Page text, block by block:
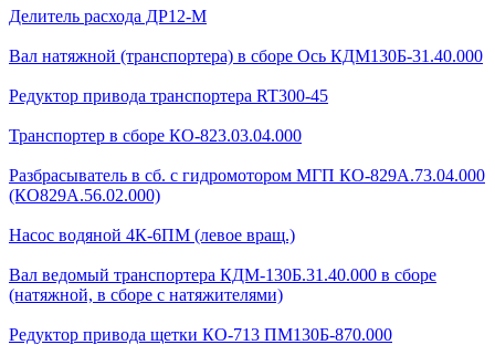
Делитель расхода ДР12-М
Вал натяжной (транспортера) в сборе Ось КДМ130Б-31.40.000
Редуктор привода транспортера RT300-45
Транспортер в сборе КО-823.03.04.000
Разбрасыватель в сб. с гидромотором МГП КО-829А.73.04.000
(КО829А.56.02.000)
Насос водяной 4К-6ПМ (левое вращ.)
Вал ведомый транспортера КДМ-130Б.31.40.000 в сборе
(натяжной, в сборе с натяжителями)
Редуктор привода щетки КО-713 ПМ130Б-870.000